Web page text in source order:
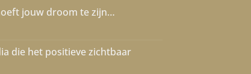
jouw droom te zijn…
die het positieve zichtbaar